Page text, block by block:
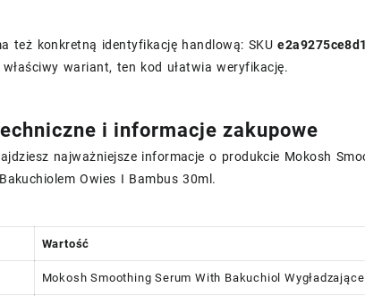
też konkretną identyfikację handlową: SKUe2a9275ce8d1
wariant, ten kod ułatwia weryfikację.
i informacje zakupowe
najważniejsze informacje o produkcie Mokosh
Owies I Bambus 30ml.
Wartość
Mokosh Smoothing Serum With Bakuchiol